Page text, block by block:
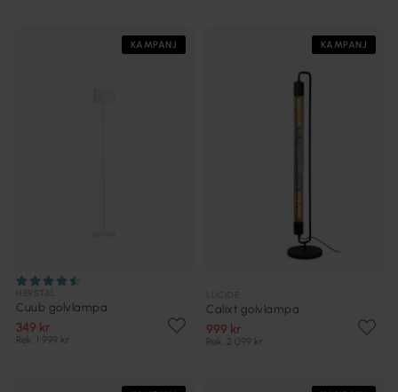
KAMPANJ
Cuub golvlampa
349 kr
Rek. 1 999 kr
KAMPANJ
Calixt golvlampa
999 kr
Rek. 2 099 kr